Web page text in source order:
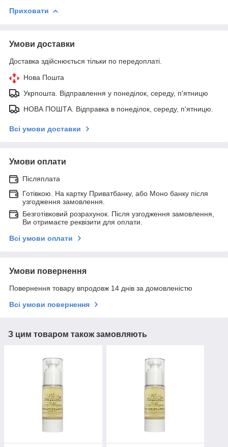
Приховати
Умови доставки
Доставка здійснюється тільки по передоплаті.
Нова Пошта
Укрпошта. Відправлення у понеділок, середу, п'ятницю
НОВА ПОШТА. Відправка в понеділок, середу, п'ятницю.
Всі умови доставки
Умови оплати
Післяплата
Готівкою. На картку Приватбанку, або Моно банку після
узгодження замовлення.
Безготівковий розрахунок. Після узгодження замовлення,
Ви отримаєте реквізити для оплати.
Всі умови оплати
Умови повернення
Повернення товару впродовж 14 днів за домовленістю
Всі умови повернення
З цим товаром також замовляють